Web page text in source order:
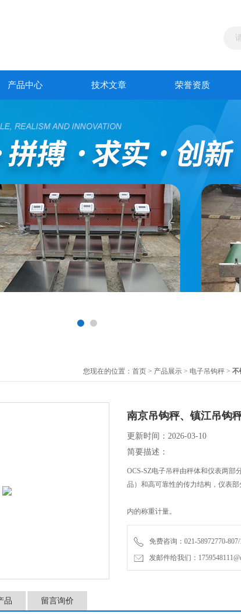
产品中心 技术文章 荣誉资质
您现在的位置： 首页 > 产品展示 > 电子吊钩秤 > 不
南京吊钩秤、镇江吊钩
更新时间：2026-03-10
简要描述：
OCS-SZ电子吊秤由秤体和仪表两部
品）和高可靠性的传力结构，仪表
内的称重计量。
免费咨询：021-58972770-807/
发邮件给我们：
品 留言询价